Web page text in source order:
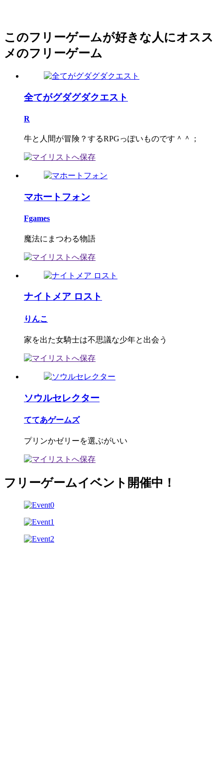
このフリーゲームが好きな人にオスス
メのフリーゲーム
全てがグダグダクエスト
R
牛と人間が冒険？するRPGっぽいものです＾＾；
マホートフォン
Fgames
魔法にまつわる物語
ナイトメア ロスト
りんこ
家を出た女騎士は不思議な少年と出会う
ソウルセレクター
ててあゲームズ
プリンかゼリーを選ぶがいい
フリーゲームイベント開催中！